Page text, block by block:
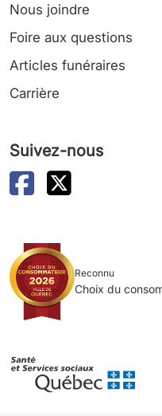
Nous joindre
Foire aux questions
Articles funéraires
Carrière
Suivez-nous
Reconnu
Choix du